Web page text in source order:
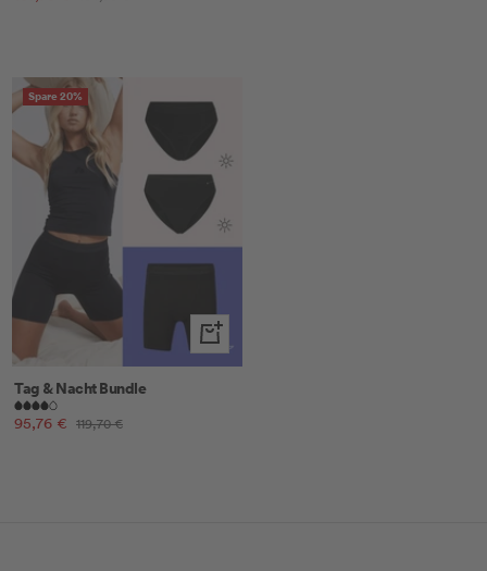
Spare 20%
Schnellansicht
Tag & Nacht Bundle
Angebotspreis
95,76 € Regulärer
119,70 €